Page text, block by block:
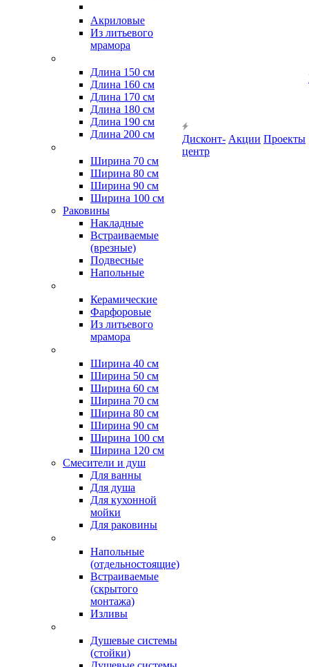
Акриловые
Из литьевого
мрамора
Длина 150 см
Длина 160 см
Длина 170 см
Длина 180 см
Длина 190 см
Длина 200 см
Ширина 70 см
Ширина 80 см
Ширина 90 см
Ширина 100 см
Раковины
Накладные
Встраиваемые
(врезные)
Подвесные
Напольные
Керамические
Фарфоровые
Из литьевого
мрамора
Ширина 40 см
Ширина 50 см
Ширина 60 см
Ширина 70 см
Ширина 80 см
Ширина 90 см
Ширина 100 см
Ширина 120 см
Смесители и душ
Для ванны
Для душа
Для кухонной
мойки
Для раковины
Напольные
(отдельностоящие)
Встраиваемые
(скрытого
монтажа)
Изливы
Душевые системы
(стойки)
Дисконт-
центр
Акции Проекты